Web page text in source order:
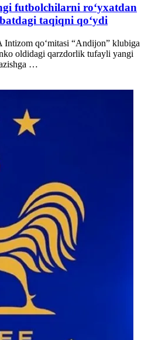
futbolchilarni ro‘yxatdan
taqiqni qo‘ydi
Intizom qo‘mitasi “Andijon” klubiga
oldidagi qarzdorlik tufayli yangi
…